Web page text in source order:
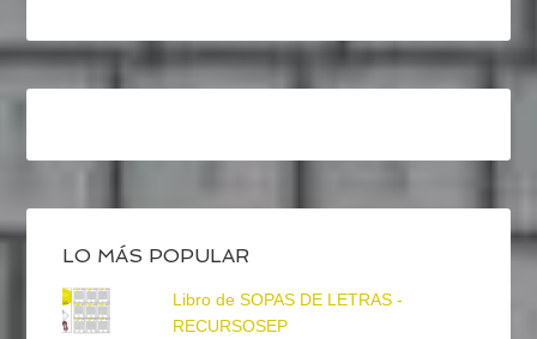
LO MÁS POPULAR
Libro de SOPAS DE LETRAS -
RECURSOSEP